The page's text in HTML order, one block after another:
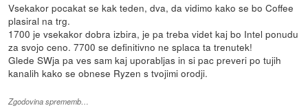
Vsekakor pocakat se kak teden, dva, da vidimo kako se bo Coffee
plasiral na trg.
1700 je vsekakor dobra izbira, je pa treba videt kaj bo Intel ponudu
za svojo ceno. 7700 se definitivno ne splaca ta trenutek!
Glede SWja pa ves sam kaj uporabljas in si pac preveri po tujih
kanalih kako se obnese Ryzen s tvojimi orodji.
Zgodovina sprememb…